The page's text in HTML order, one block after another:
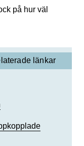
på hur väl
länkar